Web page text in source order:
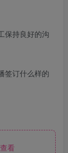
保持良好的沟
签订什么样的
看